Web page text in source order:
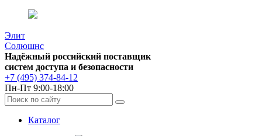
Элит
Солюшнс
Надёжный российский поставщик
систем доступа и безопасности
+7 (495) 374-84-12
Пн-Пт 9:00-18:00
Каталог